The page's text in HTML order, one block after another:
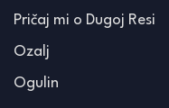
Pričaj mi o Dugoj Resi
Ozalj
Ogulin